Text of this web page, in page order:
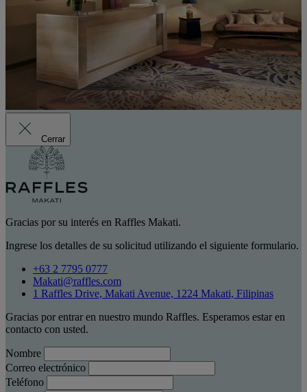
Cerrar
Gracias por su interés en Raffles Makati.
Ingrese los detalles de su solicitud utilizando el siguiente formulario.
+63 2 7795 0777
Makati@raffles.com
1 Raffles Drive, Makati Avenue, 1224 Makati, Filipinas
Gracias por entrar en nuestro mundo Raffles. Esperamos estar en
contacto con usted.
Nombre
Correo electrónico
Teléfono